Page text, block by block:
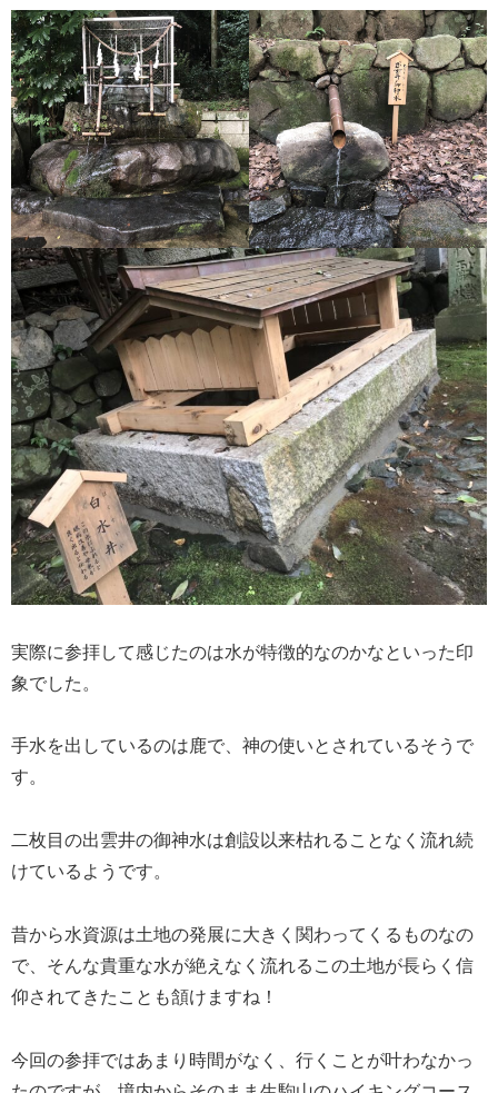
実際に参拝して感じたのは水が特徴的なのかなといった印
象でした。
手水を出しているのは鹿で、神の使いとされているそうで
す。
二枚目の出雲井の御神水は創設以来枯れることなく流れ続
けているようです。
昔から水資源は土地の発展に大きく関わってくるものなの
で、そんな貴重な水が絶えなく流れるこの土地が長らく信
仰されてきたことも頷けますね！
今回の参拝ではあまり時間がなく、行くことが叶わなかっ